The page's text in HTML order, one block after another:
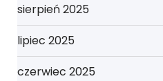
sierpień 2025
lipiec 2025
czerwiec 2025